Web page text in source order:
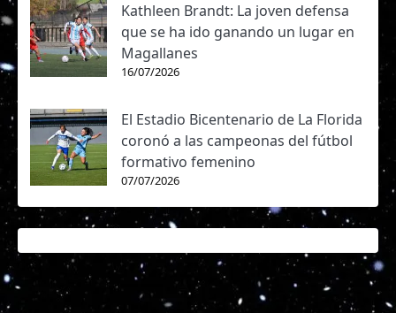
Kathleen Brandt: La joven defensa
que se ha ido ganando un lugar en
Magallanes
16/07/2026
El Estadio Bicentenario de La Florida
coronó a las campeonas del fútbol
formativo femenino
07/07/2026